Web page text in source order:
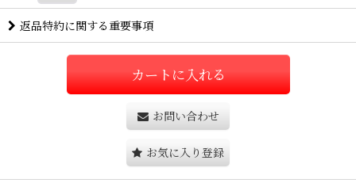
返品特約に関する重要事項
カートに入れる
お問い合わせ
お気に入り登録